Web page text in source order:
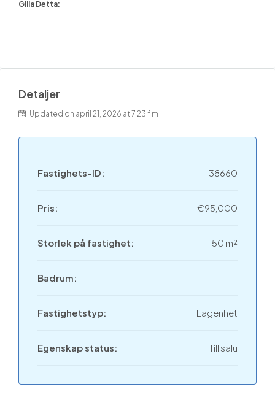
Gilla Detta:
Detaljer
Updated on april 21, 2026 at 7:23 f m
Fastighets-ID: 38660
Pris: €95,000
Storlek på fastighet: 50 m²
Badrum: 1
Fastighetstyp: Lägenhet
Egenskap status: Till salu